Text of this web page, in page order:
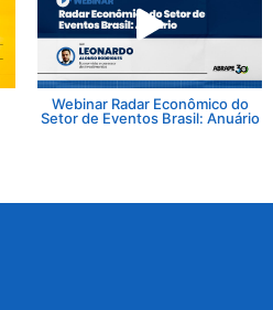
Webinar Radar Econômico do
Setor de Eventos Brasil: Anuário